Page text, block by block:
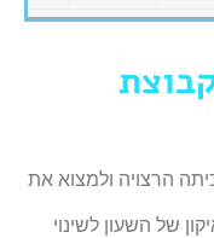
הרצויה ולמצוא את
של השעון לשינוי